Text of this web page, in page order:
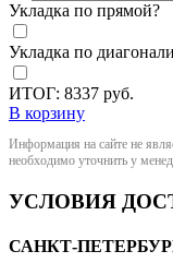
Укладка по прямой?
Укладка по
ИТОГ: 8337 руб.
В корзину
Информация на сайте не
необходимо уточнить у
УСЛОВИЯ
САНКТ-